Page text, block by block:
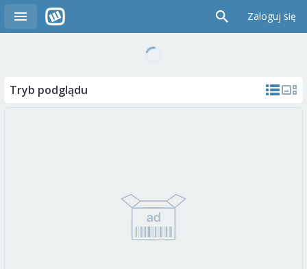
Zaloguj się
Tryb podglądu